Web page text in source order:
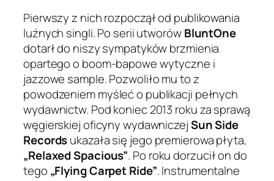
Pierwszy z nich rozpoczął od publikowania
luźnych singli. Po serii utworówBluntOne
dotarł do niszy sympatyków brzmienia
opartego o boom-bapowe wytyczne i
jazzowe sample. Pozwoliło mu to z
powodzeniem myśleć o publikacji pełnych
wydawnictw. Pod koniec 2013 roku za sprawą
węgierskiej oficyny wydawniczejSun Side
Recordsukazała się jego premierowa płyta,
„Relaxed Spacious”. Po roku dorzucił on do
tego „Flying Carpet Ride”. Instrumentalne